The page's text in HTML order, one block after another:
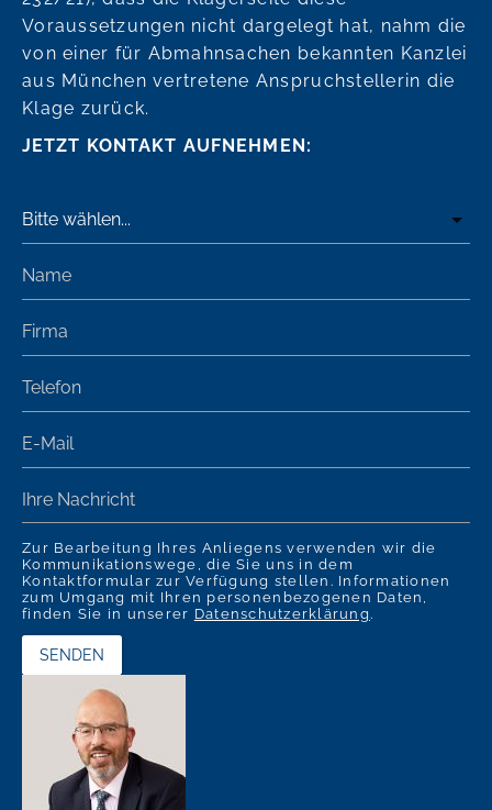
Voraussetzungen nicht dargelegt hat, nahm die
von einer für Abmahnsachen bekannten Kanzlei
aus München vertretene Anspruchstellerin die
Klage zurück.
JETZT KONTAKT AUFNEHMEN:
Zur Bearbeitung Ihres Anliegens verwenden wir die
Kommunikationswege, die Sie uns in dem
Kontaktformular zur Verfügung stellen. Informationen
zum Umgang mit Ihren personenbezogenen Daten,
finden Sie in unserer Datenschutzerklärung .